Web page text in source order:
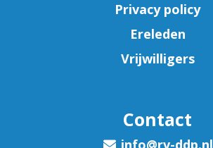
Privacy policy
Ereleden
Vrijwilligers
Contact
ofni@rv-ddp.nl